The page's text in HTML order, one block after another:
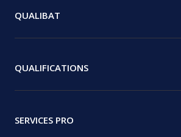
QUALIBAT
Notre mission
Nos valeurs
QUALIFICATIONS
Comment devenir Qualibat RGE
SERVICES PRO